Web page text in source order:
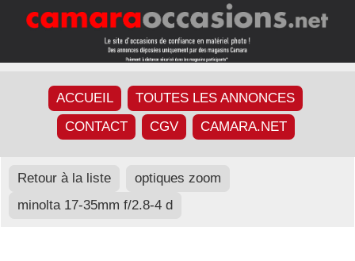
ACCUEIL
TOUTES LES ANNONCES
CONTACT
CGV CAMARA.NET
Retour à la liste
optiques zoom
minolta 17-35mm f/2.8-4 d